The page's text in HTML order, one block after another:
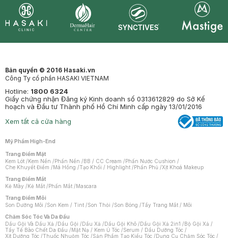
Bản quyền © 2016 Hasaki.vn
Công Ty cổ phần HASAKI VIETNAM
Hotline: 1800 6324
Giấy chứng nhận Đăng ký Kinh doanh số 0313612829 do Sở Kế
hoạch và Đầu tư Thành phố Hồ Chí Minh cấp ngày 13/01/2016
Xem tất cả cửa hàng
Mỹ Phẩm High-End
Trang Điểm Mặt
Kem Lót /Kem Nền /Phấn Nền /BB / CC Cream /Phấn Nước Cushion /
Che Khuyết Điểm /Má Hồng /Tạo Khối / Highlight /Phấn Phủ /Xịt Khoá Makeup
Trang Điểm Mắt
Kẻ Mày /Kẻ Mắt /Phấn Mắt /Mascara
Trang Điểm Môi
Son Dưỡng Môi /Son Kem / Tint /Son Thỏi /Son Bóng /Tẩy Trang Mắt / Môi
Chăm Sóc Tóc Và Da Đầu
Dầu Gội Và Dầu Xả /Dầu Gội /Dầu Xả /Dầu Gội Khô /Dầu Gội Xả 2in1 /Bộ Gội Xả /
Tẩy Tế Bào Chết Da Đầu /Mặt Nạ / Kem Ủ Tóc /Serum / Dầu Dưỡng Tóc /
Xịt Dưỡng Tóc /Thuốc Nhuộm Tóc /Sản Phẩm Tạo Kiểu Tóc /Dụng Cụ Chăm Sóc Tóc /